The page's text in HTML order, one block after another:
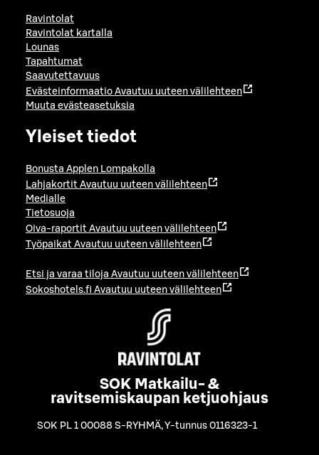
Ravintolat
Ravintolat kartalla
Lounas
Tapahtumat
Saavutettavuus
Evästeinformaatio Avautuu uuteen välilehteen
Muuta evästeasetuksia
Yleiset tiedot
Bonusta Applen Lompakolla
Lahjakortit Avautuu uuteen välilehteen
Medialle
Tietosuoja
Oiva-raportit Avautuu uuteen välilehteen
Työpaikat Avautuu uuteen välilehteen
Etsi ja varaa tiloja Avautuu uuteen välilehteen
Sokoshotels.fi Avautuu uuteen välilehteen
SOK Matkailu- &
ravitsemiskaupan ketjuohjaus
SOK PL 1 00088 S-RYHMÄ,Y-tunnus 0116323-1